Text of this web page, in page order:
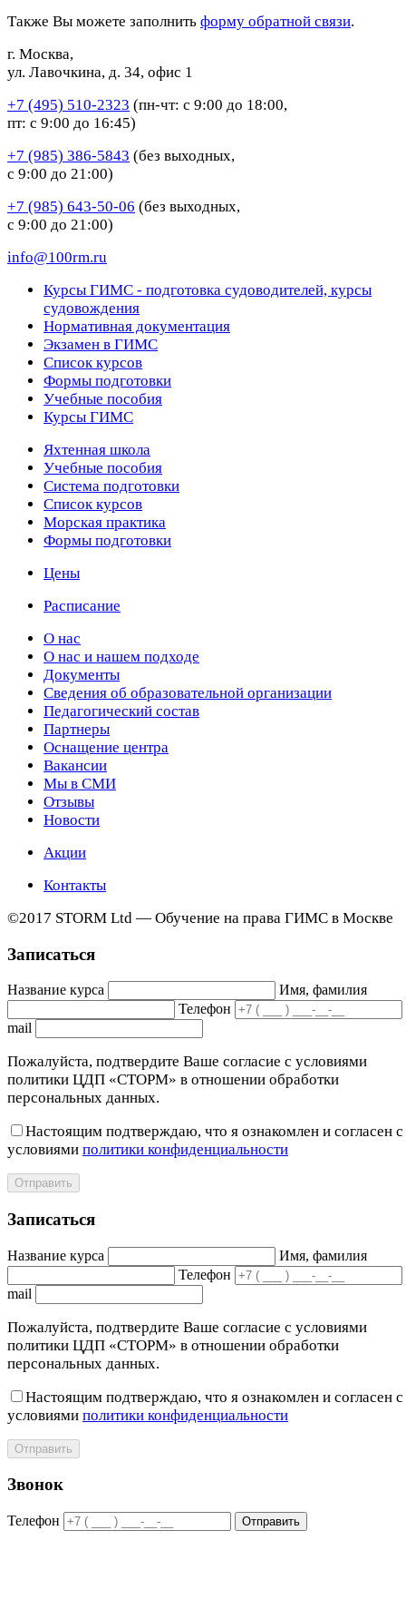
Также Вы можете заполнить форму обратной связи.
г. Москва,
ул. Лавочкина, д. 34, офис 1
+7 (495) 510-2323 (пн-чт: с 9:00 до 18:00,
пт: с 9:00 до 16:45)
+7 (985) 386-5843 (без выходных,
с 9:00 до 21:00)
+7 (985) 643-50-06 (без выходных,
с 9:00 до 21:00)
info@100rm.ru
Курсы ГИМС - подготовка судоводителей, курсы
судовождения
Нормативная документация
Экзамен в ГИМС
Список курсов
Формы подготовки
Учебные пособия
Курсы ГИМС
Яхтенная школа
Учебные пособия
Cистема подготовки
Список курсов
Морская практика
Формы подготовки
Цены
Расписание
О нас
О нас и нашем подходе
Документы
Сведения об образовательной организации
Педагогический состав
Партнеры
Оснащение центра
Вакансии
Мы в СМИ
Отзывы
Новости
Акции
Контакты
©2017 STORM Ltd — Обучение на права ГИМС в Москве
Записаться
Название курса
Имя, фамилия
Телефон
mail
Пожалуйста, подтвердите Ваше согласие с условиями
политики ЦДП «СТОРМ» в отношении обработки
персональных данных.
Настоящим подтверждаю, что я ознакомлен и согласен с
условиями политики конфиденциальности
Отправить
Записаться
Название курса
Имя, фамилия
Телефон
mail
Пожалуйста, подтвердите Ваше согласие с условиями
политики ЦДП «СТОРМ» в отношении обработки
персональных данных.
Настоящим подтверждаю, что я ознакомлен и согласен с
условиями политики конфиденциальности
Отправить
Звонок
Телефон Отправить